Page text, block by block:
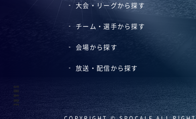
大会・リーグから探す
チーム・選手から探す
会場から探す
放送・配信から探す
SHARE